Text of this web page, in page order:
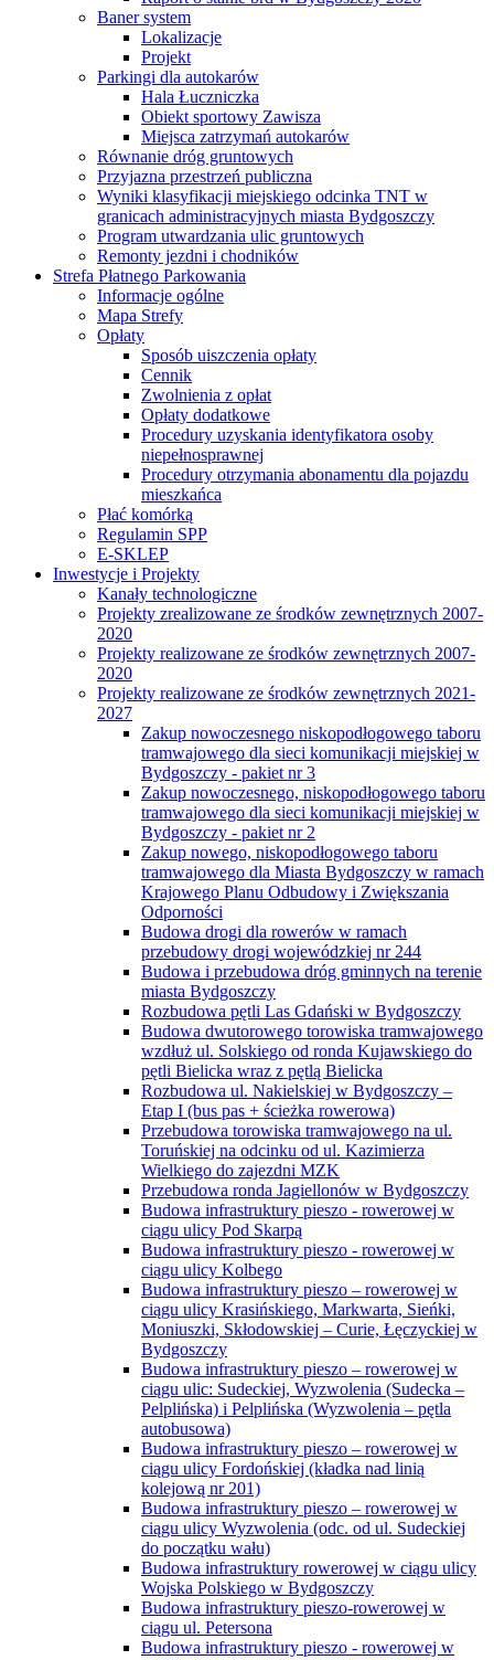
Baner system
Lokalizacje
Projekt
Parkingi dla autokarów
Hala Łuczniczka
Obiekt sportowy Zawisza
Miejsca zatrzymań autokarów
Równanie dróg gruntowych
Przyjazna przestrzeń publiczna
Wyniki klasyfikacji miejskiego odcinka TNT w
granicach administracyjnych miasta Bydgoszczy
Program utwardzania ulic gruntowych
Remonty jezdni i chodników
Strefa Płatnego Parkowania
Informacje ogólne
Mapa Strefy
Opłaty
Sposób uiszczenia opłaty
Cennik
Zwolnienia z opłat
Opłaty dodatkowe
Procedury uzyskania identyfikatora osoby
niepełnosprawnej
Procedury otrzymania abonamentu dla pojazdu
mieszkańca
Płać komórką
Regulamin SPP
E-SKLEP
Inwestycje i Projekty
Kanały technologiczne
Projekty zrealizowane ze środków zewnętrznych 2007-
2020
Projekty realizowane ze środków zewnętrznych 2007-
2020
Projekty realizowane ze środków zewnętrznych 2021-
2027
Zakup nowoczesnego niskopodłogowego taboru
tramwajowego dla sieci komunikacji miejskiej w
Bydgoszczy - pakiet nr 3
Zakup nowoczesnego, niskopodłogowego taboru
tramwajowego dla sieci komunikacji miejskiej w
Bydgoszczy - pakiet nr 2
Zakup nowego, niskopodłogowego taboru
tramwajowego dla Miasta Bydgoszczy w ramach
Krajowego Planu Odbudowy i Zwiększania
Odporności
Budowa drogi dla rowerów w ramach
przebudowy drogi wojewódzkiej nr 244
Budowa i przebudowa dróg gminnych na terenie
miasta Bydgoszczy
Rozbudowa pętli Las Gdański w Bydgoszczy
Budowa dwutorowego torowiska tramwajowego
wzdłuż ul. Solskiego od ronda Kujawskiego do
pętli Bielicka wraz z pętlą Bielicka
Rozbudowa ul. Nakielskiej w Bydgoszczy –
Etap I (bus pas + ścieżka rowerowa)
Przebudowa torowiska tramwajowego na ul.
Toruńskiej na odcinku od ul. Kazimierza
Wielkiego do zajezdni MZK
Przebudowa ronda Jagiellonów w Bydgoszczy
Budowa infrastruktury pieszo - rowerowej w
ciągu ulicy Pod Skarpą
Budowa infrastruktury pieszo - rowerowej w
ciągu ulicy Kolbego
Budowa infrastruktury pieszo – rowerowej w
ciągu ulicy Krasińskiego, Markwarta, Sieńki,
Moniuszki, Skłodowskiej – Curie, Łęczyckiej w
Bydgoszczy
Budowa infrastruktury pieszo – rowerowej w
ciągu ulic: Sudeckiej, Wyzwolenia (Sudecka –
Pelplińska) i Pelplińska (Wyzwolenia – pętla
autobusowa)
Budowa infrastruktury pieszo – rowerowej w
ciągu ulicy Fordońskiej (kładka nad linią
kolejową nr 201)
Budowa infrastruktury pieszo – rowerowej w
ciągu ulicy Wyzwolenia (odc. od ul. Sudeckiej
do początku wału)
Budowa infrastruktury rowerowej w ciągu ulicy
Wojska Polskiego w Bydgoszczy
Budowa infrastruktury pieszo-rowerowej w
ciągu ul. Petersona
Budowa infrastruktury pieszo - rowerowej w